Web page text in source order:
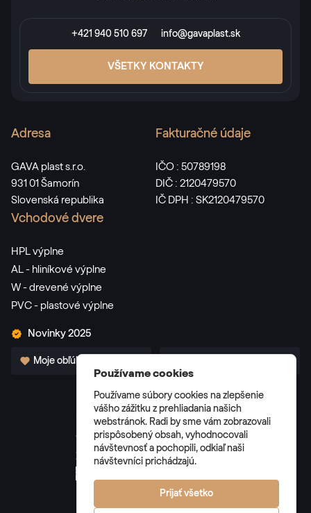
+421 940 510 697 info@gavaplast.sk
VŠETKY KONTAKTY
Adresa
GAVA plast s.r.o.
931 01 Šamorín
Slovenská republika
Fakturačné údaje
IČO : 50789198
DIČ : 2120479570
IČ DPH : SK2120479570
Vchodové dvere
HPL výplne
AL - hliníkové výplne
W - drevené výplne
PVC - plastové výplne
Novinky 2025
Moje obľúbené
Všeobecné obchodné podmienky
Zásady spracúvania osobných údajov
Správa cookies
Používame cookies
Používame súbory cookies na zlepšenie
vášho zážitku z prehliadania našich
webstránok. Radi by sme vám zobrazovali
prispôsobený obsah, vyhodnocovali
návštevnosť a pochopili, odkiaľ naši
návštevníci prichádzajú.
Prijať všetko